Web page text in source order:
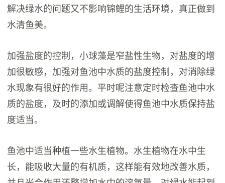
解决绿水的问题又不影响锦鲤的生活环境，真正做到
水清鱼美。
加强盐度的控制，小球藻是窄盐性生物，对盐度的增
加很敏感，加强对鱼池中水质的盐度控制，对消除绿
水现象有很好的作用。平时呢注意定时检查鱼池中水
质的盐度，及时的添加或调解使得鱼池中水质保持盐
度适当。
鱼池中适当种植一些水生植物。水生植物在水中生
长，能吸收大量的有机质，这样能有效地改善水质，